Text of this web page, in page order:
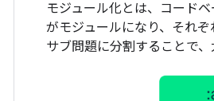
モジュール化とは、コード
がモジュールになり、それ
サブ問題に分割することで